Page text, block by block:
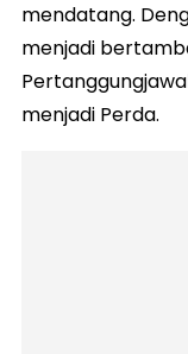
mendatang.
menjadi
menjadi Perda.